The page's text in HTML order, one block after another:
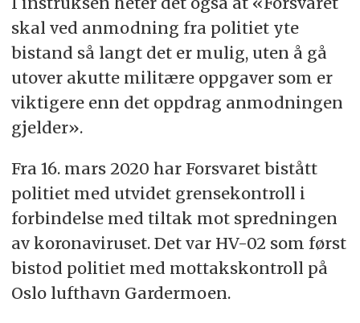
skal ved anmodning fra politiet yte
bistand så langt det er mulig, uten å gå
utover akutte militære oppgaver som er
viktigere enn det oppdrag anmodningen
gjelder».
Fra 16. mars 2020 har Forsvaret bistått
politiet med utvidet grensekontroll i
forbindelse med tiltak mot spredningen
av koronaviruset. Det var HV-02 som først
bistod politiet med mottakskontroll på
Oslo lufthavn Gardermoen.